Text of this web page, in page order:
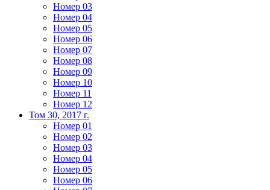
Номер 03
Номер 04
Номер 05
Номер 06
Номер 07
Номер 08
Номер 09
Номер 10
Номер 11
Номер 12
Том 30, 2017 г.
Номер 01
Номер 02
Номер 03
Номер 04
Номер 05
Номер 06